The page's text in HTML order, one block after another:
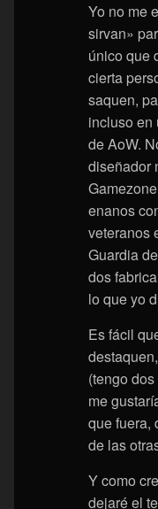
Yo no me
sirvan»
único que
cierta
saquen,
incluso en
de AoW.
diseñador
enanos
veteranos
Guardia
dos
lo que yo
Es fácil
(tengo
me
que fuera,
de las
Y como
dejaré el